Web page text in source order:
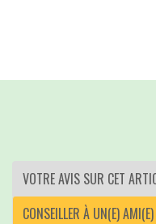
VOTRE AVIS SUR CET
CONSEILLER À UN(E) AMI(E)